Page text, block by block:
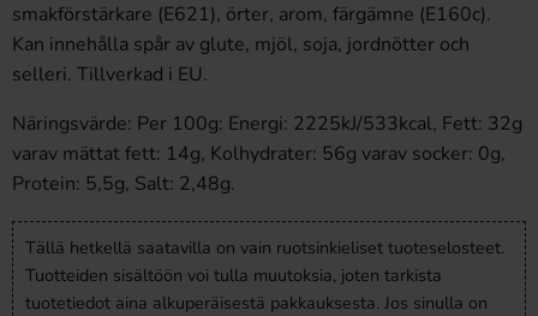
smakförstärkare (E621), örter, arom, färgämne (E160c).
Kan innehålla spår av glute, mjöl, soja, jordnötter och
selleri. Tillverkad i EU.
Näringsvärde: Per 100g: Energi: 2225kJ/533kcal, Fett: 32g
varav mättat fett: 14g, Kolhydrater: 56g varav socker: 0g,
Protein: 5,5g, Salt: 2,48g.
Tällä hetkellä saatavilla on vain ruotsinkieliset tuoteselosteet.
Tuotteiden sisältöön voi tulla muutoksia, joten tarkista
tuotetiedot aina alkuperäisestä pakkauksesta. Jos sinulla on